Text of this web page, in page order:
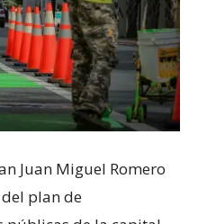
Juan Miguel Romero
plan de